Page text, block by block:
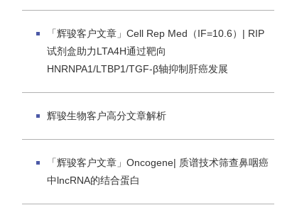
「辉骏客户文章」Cell Rep Med（IF=10.6）| RIP
试剂盒助力LTA4H通过靶向
HNRNPA1/LTBP1/TGF-β轴抑制肝癌发展
辉骏生物客户高分文章解析
「辉骏客户文章」Oncogene| 质谱技术筛查鼻咽癌
中lncRNA的结合蛋白